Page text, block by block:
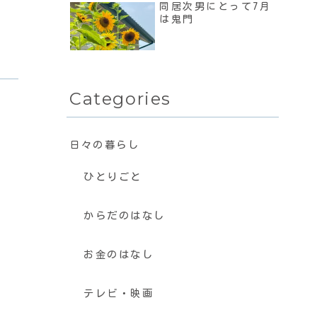
同居次男にとって7月
は鬼門
Categories
日々の暮らし
ひとりごと
からだのはなし
お金のはなし
テレビ・映画